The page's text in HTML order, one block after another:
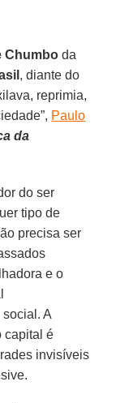
Chumbo da
, diante do
reprimia,
Paulo
da
do ser
tipo de
precisa ser
e o
A
capital é
invisíveis